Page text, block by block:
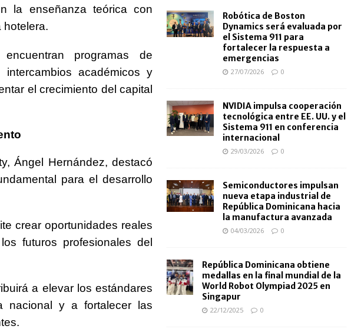
la enseñanza teórica con
hotelera.
programas de
intercambios académicos y
el crecimiento del capital
,Ángel Hernández, destacó
para el desarrollo
crear oportunidades reales
futuros profesionales del
a elevar los estándares
nacional y a fortalecer las
Robótica de Boston
Dynamics será evaluada por
el Sistema 911 para
fortalecer la respuesta a
emergencias
27/07/2026 0
NVIDIA impulsa cooperación
tecnológica entre EE. UU. y el
Sistema 911 en conferencia
internacional
29/03/2026 0
Semiconductores impulsan
nueva etapa industrial de
República Dominicana hacia
la manufactura avanzada
04/03/2026 0
República Dominicana obtiene
medallas en la final mundial de la
World Robot Olympiad 2025 en
Singapur
22/12/2025 0